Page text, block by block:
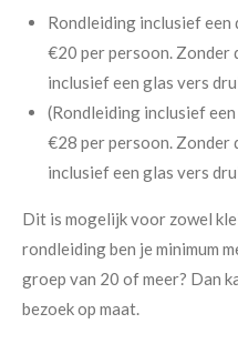
Rondleiding inclusief
€20 per persoon. Zonder
inclusief een glas vers
(Rondleiding inclusief
€28 per persoon. Zonder
inclusief een glas vers
Dit is mogelijk voor zowel
rondleiding ben je minimum
groep van 20 of meer? Dan
bezoek op maat.